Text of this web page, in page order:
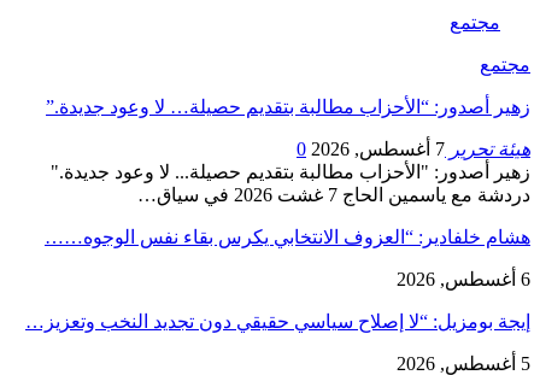
مجتمع
مجتمع
زهير أصدور: “الأحزاب مطالبة بتقديم حصيلة… لا وعود جديدة.”
هيئة تحرير 7 أغسطس, 2026
0
زهير أصدور: "الأحزاب مطالبة بتقديم حصيلة... لا وعود جديدة."
دردشة مع ياسمين الحاج 7 غشت 2026 في سياق…
هشام خلفادير: “العزوف الانتخابي يكرس بقاء نفس الوجوه……
6 أغسطس, 2026
إيجة بومزيل: “لا إصلاح سياسي حقيقي دون تجديد النخب وتعزيز…
5 أغسطس, 2026